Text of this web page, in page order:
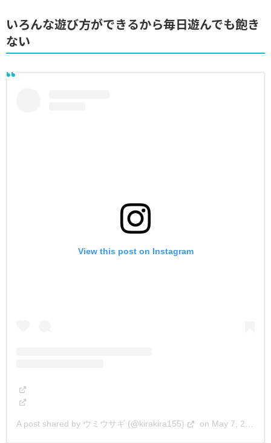
いろんな遊び方ができるから毎日遊んでも飽き
ない
View this post on Instagram
A post shared by ウミウサギ (@kirakira155) on May 7, 2019 at 7:08am PDT